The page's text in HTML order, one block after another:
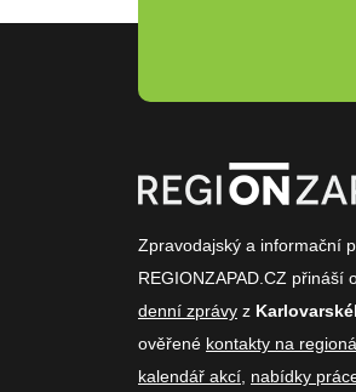
Zpravodajský a informační
REGIONZAPAD.CZ přináší
denní zprávy z
ověřené kontakty na
kalendář akcí nabídky